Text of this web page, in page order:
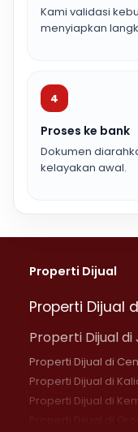
Kami validasi
menyiapkan
4
Proses ke bank
Dokumen
kelayakan awal.
Properti Dijual
Properti Dijual
Properti Dijual
Properti Dijual di
Properti Dijual di
Properti Dijual di